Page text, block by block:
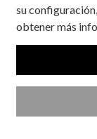
su
obtener más